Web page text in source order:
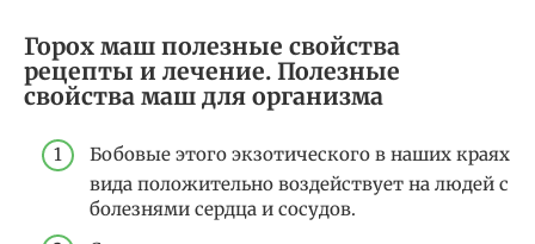
Горох маш полезные свойства
рецепты и лечение. Полезные
свойства маш для организма
Бобовые этого экзотического в наших краях
вида положительно воздействует на людей с
болезнями сердца и сосудов.